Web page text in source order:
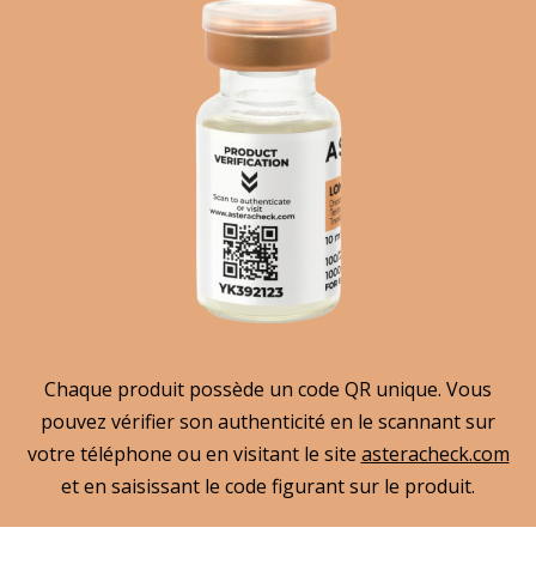
Chaque produit possède un code QR unique. Vous
pouvez vérifier son authenticité en le scannant sur
votre téléphone ou en visitant le site asteracheck.com
et en saisissant le code figurant sur le produit.